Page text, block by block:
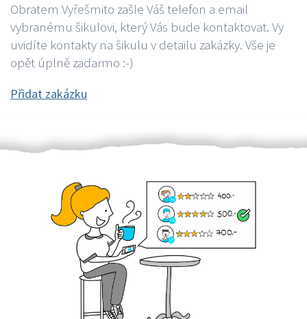
Obratem Vyřešmito zašle Váš telefon a email
vybranému šikulovi, který Vás bude kontaktovat. Vy
uvidíte kontakty na šikulu v detailu zakázky. Vše je
opět úplně zadarmo :-)
Přidat zakázku